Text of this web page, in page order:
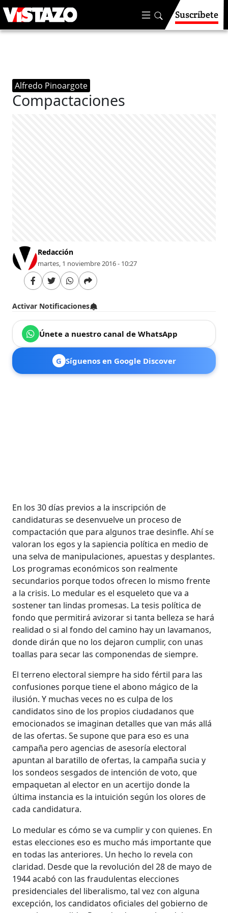
Suscríbete
Alfredo Pinoargote
Compactaciones
Redacción
martes, 1 noviembre 2016 - 10:27
Activar Notificaciones
Únete a nuestro canal de WhatsApp
G Síguenos en Google Discover
En los 30 días previos a la inscripción de
candidaturas se desenvuelve un proceso de
compactación que para algunos trae desinfle. Ahí se
valoran los egos y la sapiencia política en medio de
una selva de manipulaciones, apuestas y desplantes.
Los programas económicos son realmente
secundarios porque todos ofrecen lo mismo frente
a la crisis. Lo medular es el esqueleto que va a
sostener tan lindas promesas. La tesis política de
fondo que permitirá avizorar si tanta belleza se hará
realidad o si al fondo del camino hay un lavamanos,
donde dirán que no los dejaron cumplir, con unas
toallas para secar las componendas de siempre.
El terreno electoral siempre ha sido fértil para las
confusiones porque tiene el abono mágico de la
ilusión. Y muchas veces no es culpa de los
candidatos sino de los propios ciudadanos que
emocionados se imaginan detalles que van más allá
de las ofertas. Se supone que para eso es una
campaña pero agencias de asesoría electoral
apuntan al baratillo de ofertas, la campaña sucia y
los sondeos sesgados de intención de voto, que
empaquetan al elector en un acertijo donde la
última instancia es la intuición según los olores de
cada candidatura.
Lo medular es cómo se va cumplir y con quienes. En
estas elecciones eso es mucho más importante que
en todas las anteriores. Un hecho lo revela con
claridad. Desde que la revolución del 28 de mayo de
1944 acabó con las fraudulentas elecciones
presidenciales del liberalismo, tal vez con alguna
excepción, los candidatos oficiales del gobierno de